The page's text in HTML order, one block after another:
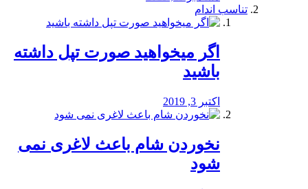
تناسب اندام
اگر میخواهید صورت تپل داشته
باشید
اکتبر 3, 2019
نخوردن شام باعث لاغری نمی
‌شود